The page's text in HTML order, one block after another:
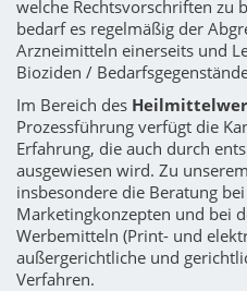
welche Rechtsvorschriften zu
bedarf es regelmäßig der
Arzneimitteln einerseits und
Bioziden /
Im Bereich des
Prozessführung verfügt die
Erfahrung, die auch durch
ausgewiesen wird. Zu
insbesondere die Beratung
Marketingkonzepten und bei
Werbemitteln (Print- und
außergerichtliche und
Verfahren.